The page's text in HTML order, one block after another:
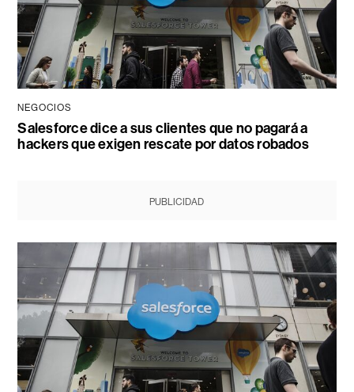
NEGOCIOS
Salesforce dice a sus clientes que no pagará a
hackers que exigen rescate por datos robados
PUBLICIDAD